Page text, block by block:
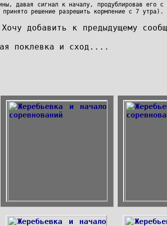
давая сигнал к началу, продублировав его с
решение разрешить кормление с 7 утра).
добавить к предыдущему
поклевка и сход....